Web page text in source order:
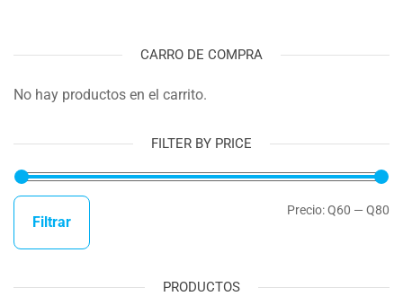
CARRO DE COMPRA
No hay productos en el carrito.
FILTER BY PRICE
Filtrar
Precio:Q60 — Q80
PRODUCTOS